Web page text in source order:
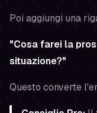
Poi aggiungi una
"Cosa farei la
situazione?"
Questo converte